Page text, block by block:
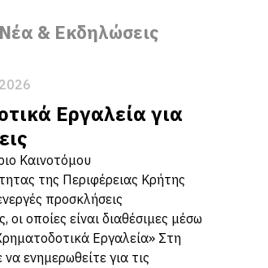
& Εκδηλώσεις
Εργαλεία για
Καινοτόμου
της Περιφέρειας Κρήτης
προσκλήσεις
οποίες είναι διαθέσιμες μέσω
Εργαλεία» Στη
ενημερωθείτε για τις